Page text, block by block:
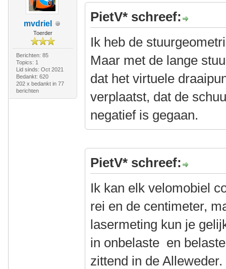
mvdriel
Toerder
Berichten: 85
Topics: 1
Lid sinds: Oct 2021
Bedankt: 620
202 x bedankt in 77
berichten
PietV* schreef:
Ik heb de
Maar met de lange
dat het virtuele
verplaatst, dat de
negatief is gegaan.
PietV* schreef:
Ik kan elk velomobiel
rei en de centimeter,
lasermeting kun je
in onbelaste en
zittend in de